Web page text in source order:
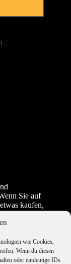
wie Cookies,
Wenn du diesen
oder eindeutige IDs
Sie auf
kaufen,
Shop
Nachteile